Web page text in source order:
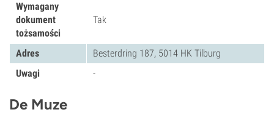
Wymagany
dokument
tożsamości
Tak
Adres
Besterdring 187, 5014 HK Tilburg
Uwagi
-
De Muze